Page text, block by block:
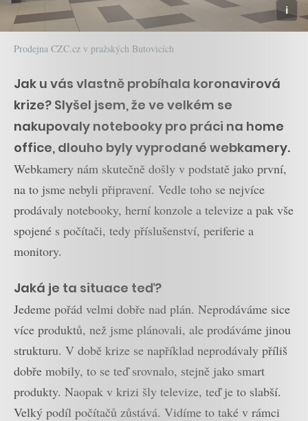
Prodejna CZC.cz v pražských Butovicích
Jak u vás vlastně probíhala koronavirová
krize? Slyšel jsem, že ve velkém se
nakupovaly notebooky pro práci na home
office, dlouho byly vyprodané webkamery.
Webkamery nám skutečně došly v podstatě jako první,
na to jsme nebyli připravení. Vedle toho se nejvíce
prodávaly notebooky, herní konzole a televize a pak vše
spojené s počítači, tedy příslušenství, periferie a
monitory.
Jaká je ta situace teď?
Jedeme pořád velmi dobře nad plán. Neprodáváme sice
více produktů, než jsme plánovali, ale prodáváme jinou
strukturu. V době krize se například neprodávaly příliš
dobře mobily, to se teď srovnalo, stejně jako smart
produkty. Naopak v krizi šly televize, teď je to slabší.
Velký podíl počítačů zůstává. Vidíme to také v rámci